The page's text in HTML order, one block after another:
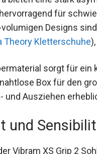
für
Designs
Sportiva Theory
sorgt für
Box für den
und Ausziehen
und
Vibram XS Grip 2